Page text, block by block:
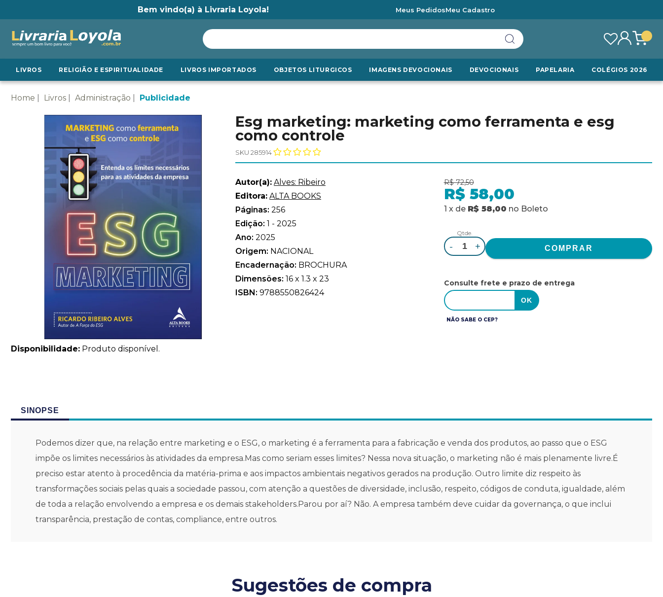
Bem vindo(a) à Livraria Loyola! Meus PedidosMeu Cadastro
LIVROS RELIGIÃO E ESPIRITUALIDADE LIVROS IMPORTADOS OBJETOS LITURGICOS IMAGENS DEVOCIONAIS DEVOCIONAIS PAPELARIA COLÉGIOS 2026
Home Livros Administração Publicidade
Disponibilidade: Produto disponível.
Esg marketing: marketing como ferramenta e esg
como controle
SKU 285914
Autor(a): Alves: Ribeiro
Editora: ALTA BOOKS
Páginas: 256
Edição: 1 - 2025
Ano: 2025
Origem: NACIONAL
Encadernação: BROCHURA
Dimensões: 16 x 1.3 x 23
ISBN: 9788550826424
R$ 72,50
R$ 58,00
1 x de R$ 58,00 no Boleto
Qtde.
- +
Consulte frete e prazo de entrega
NÃO SABE O CEP?
SINOPSE
Podemos dizer que, na relação entre marketing e o ESG, o marketing é a ferramenta para a fabricação e venda dos produtos, ao passo que o ESG
impõe os limites necessários às atividades da empresa.Mas como seriam esses limites? Nessa nova situação, o marketing não é mais plenamente livre.É
preciso estar atento à procedência da matéria-prima e aos impactos ambientais negativos gerados na produção. Outro limite diz respeito às
transformações sociais pelas quais a sociedade passou, com atenção a questões de diversidade, inclusão, respeito, códigos de conduta, igualdade, além
de toda a relação envolvendo a empresa e os demais stakeholders.Parou por aí? Não. A empresa também deve cuidar da governança, o que inclui
transparência, prestação de contas, compliance, entre outros.
Sugestões de compra